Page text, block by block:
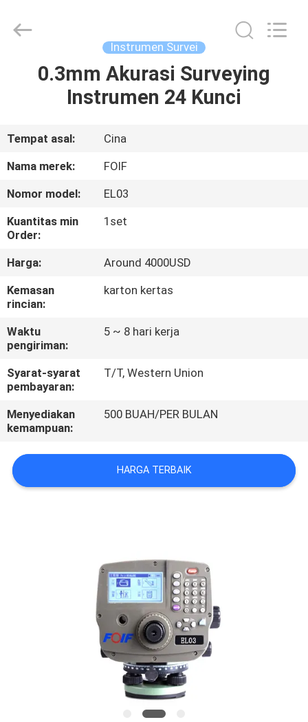
RUMAH
TENTANG
KAMI
TUR
PABRIK
KONTROL
HUBUNGI
KAMI
PERMINTAAN
PENAWARAN
Instrument
Co.,Ltd.
Instrumen Survei
0.3mm Akurasi Surveying
Instrumen 24 Kunci
Tempat asal:
Cina
Nama merek:
FOIF
Nomor model:
EL03
Kuantitas min
Order:
1set
Harga:
Around 4000USD
Kemasan
rincian:
karton kertas
Waktu
pengiriman:
5 ~ 8 hari kerja
Syarat-syarat
pembayaran:
T/T, Western Union
Menyediakan
kemampuan:
500 BUAH/PER BULAN
HARGA TERBAIK